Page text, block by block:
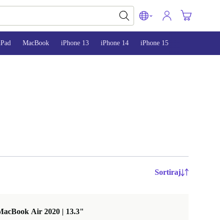
MacBook iPhone 13 iPhone 14 iPhone 15
Sortiraj
Air 2020 | 13.3"